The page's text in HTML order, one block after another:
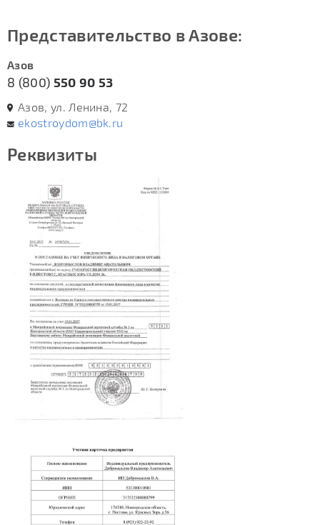
Представительство в Азове:
Азов
8 (800) 550 90 53
Азов, ул. Ленина, 72
ekostroydom@bk.ru
Реквизиты